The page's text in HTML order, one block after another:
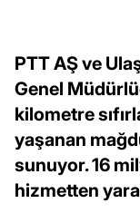
PTT AŞ ve
Genel
kilometre
yaşanan
sunuyor. 16
hizmetten